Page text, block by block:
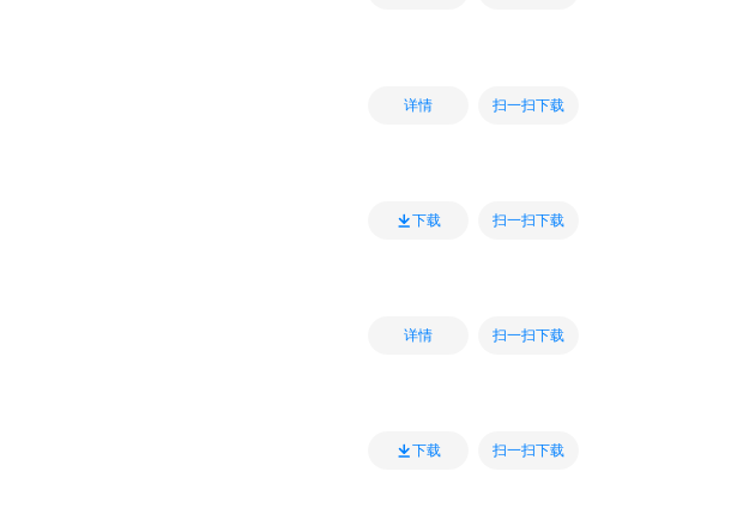
详情 扫一扫下载
下载 扫一扫下载
详情 扫一扫下载
下载 扫一扫下载